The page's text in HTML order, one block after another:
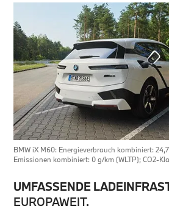
BMW iX M60: Energieverbrauch kombiniert:
Emissionen kombiniert: 0 g/km (WLTP); CO2-
UMFASSENDE
EUROPAWEIT.